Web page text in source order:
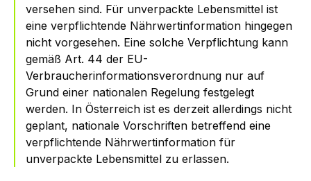
versehen sind. Für unverpackte Lebensmittel ist
eine verpflichtende Nährwertinformation hingegen
nicht vorgesehen. Eine solche Verpflichtung kann
gemäß Art. 44 der EU-
Verbraucherinformationsverordnung nur auf
Grund einer nationalen Regelung festgelegt
werden. In Österreich ist es derzeit allerdings nicht
geplant, nationale Vorschriften betreffend eine
verpflichtende Nährwertinformation für
unverpackte Lebensmittel zu erlassen.